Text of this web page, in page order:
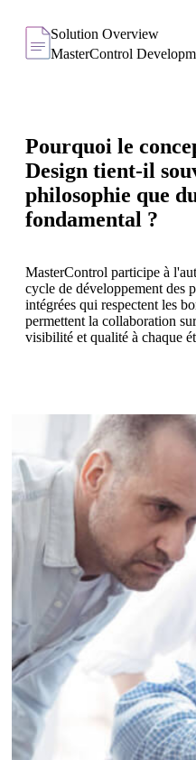
Solution Overview
MasterControl
Pourquoi le
Design tient-il
philosophie que
fondamental ?
MasterControl participe à
cycle de développement des
intégrées qui respectent les
permettent la collaboration
visibilité et qualité à chaque